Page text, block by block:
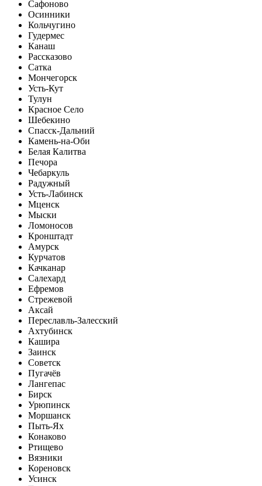
Сафоново
Осинники
Кольчугино
Гудермес
Канаш
Рассказово
Сатка
Мончегорск
Усть-Кут
Тулун
Красное Село
Шебекино
Спасск-Дальний
Камень-на-Оби
Белая Калитва
Печора
Чебаркуль
Радужный
Усть-Лабинск
Мценск
Мыски
Ломоносов
Кронштадт
Амурск
Курчатов
Качканар
Салехард
Ефремов
Стрежевой
Аксай
Переславль-Залесский
Ахтубинск
Кашира
Заинск
Советск
Пугачёв
Лангепас
Бирск
Урюпинск
Моршанск
Пыть-Ях
Конаково
Ртищево
Вязники
Кореновск
Усинск